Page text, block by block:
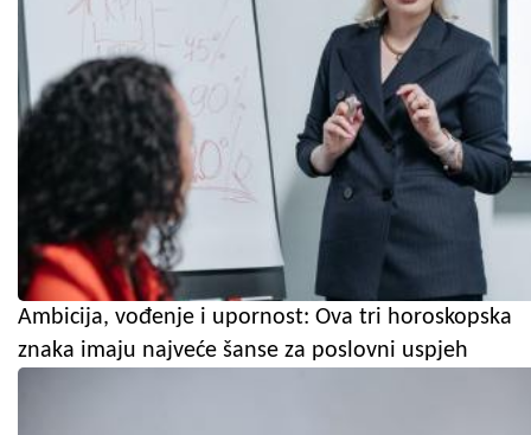
Ambicija, vođenje i upornost: Ova tri horoskopska
znaka imaju najveće šanse za poslovni uspjeh